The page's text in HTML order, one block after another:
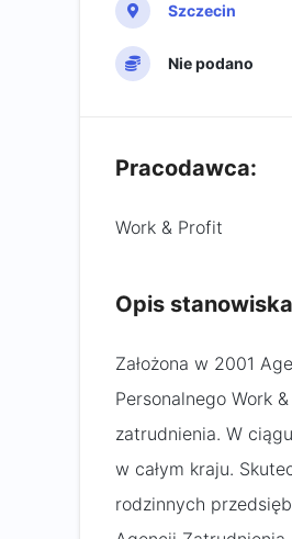
Szczecin
Nie podano
Pracodawca:
Work & Profit
Opis
Założona w 2001
Personalnego Work
zatrudnienia. W
w całym kraju.
rodzinnych